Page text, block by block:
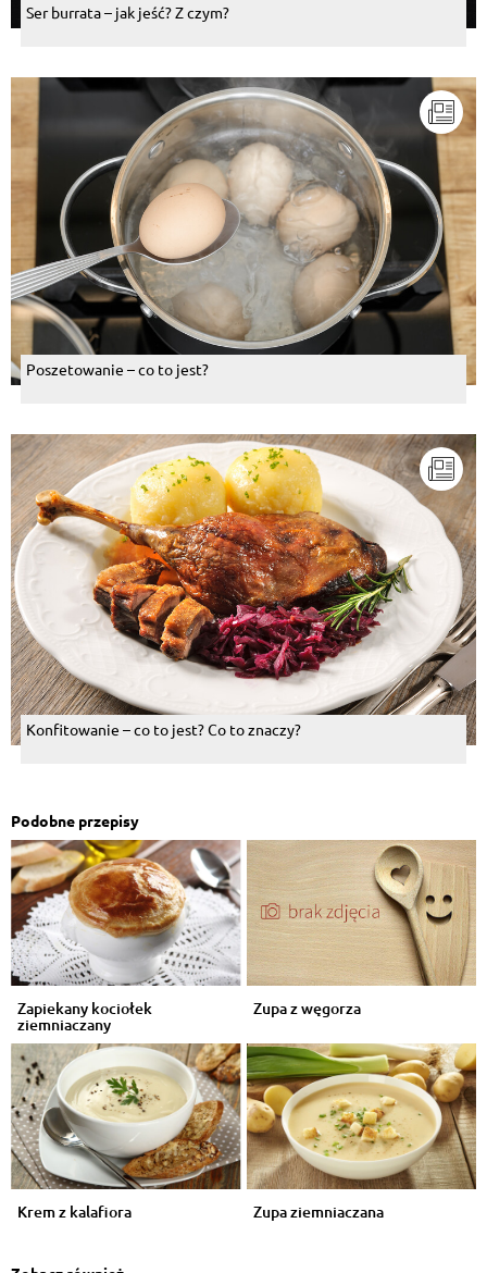
Ser burrata – jak jeść? Z czym?
Poszetowanie – co to jest?
Konfitowanie – co to jest? Co to znaczy?
Podobne przepisy
Zapiekany kociołek
ziemniaczany
Zupa z węgorza
Krem z kalafiora Zupa ziemniaczana